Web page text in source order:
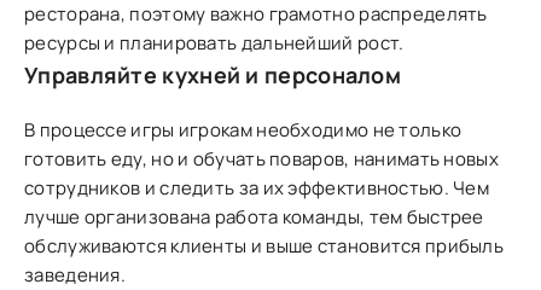
ресторана, поэтому важно грамотно распределять
ресурсы и планировать дальнейший рост.
Управляйте кухней и персоналом
В процессе игры игрокам необходимо не только
готовить еду, но и обучать поваров, нанимать новых
сотрудников и следить за их эффективностью. Чем
лучше организована работа команды, тем быстрее
обслуживаются клиенты и выше становится прибыль
заведения.